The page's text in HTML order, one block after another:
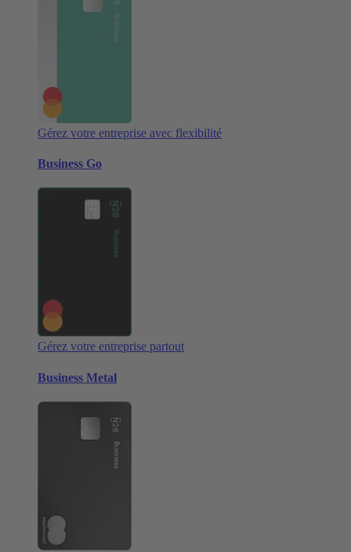
Gérez votre entreprise avec flexibilité
Business Go
Gérez votre entreprise partout
Business Metal